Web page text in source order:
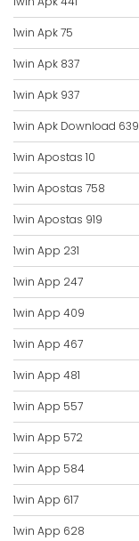
1win Apk 75
1win Apk 837
1win Apk 937
1win Apk Download 639
1win Apostas 10
1win Apostas 758
1win Apostas 919
1win App 231
1win App 247
1win App 409
1win App 467
1win App 481
1win App 557
1win App 572
1win App 584
1win App 617
1win App 628